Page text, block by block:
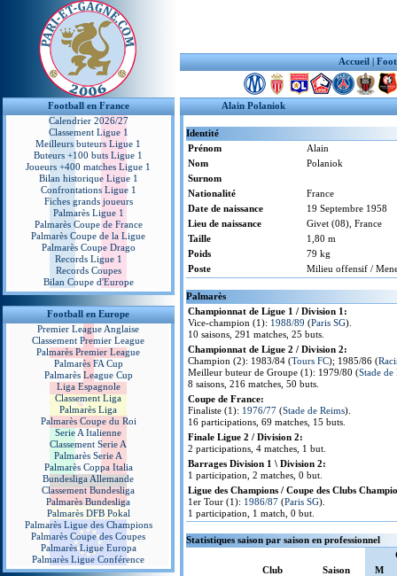
Accueil |
Football en France
Calendrier 2026/27
Classement Ligue 1
Meilleurs buteurs Ligue 1
Buteurs +100 buts Ligue 1
Joueurs +400 matches Ligue 1
Bilan historique Ligue 1
Confrontations Ligue 1
Fiches grands joueurs
Palmarès Ligue 1
Palmarès Coupe de France
Palmarès Coupe de la Ligue
Palmarès Coupe Drago
Records Ligue 1
Records Coupes
Bilan Coupe d'Europe
Football en Europe
Premier League Anglaise
Classement Premier League
Palmarès Premier League
Palmarès FA Cup
Palmarès League Cup
Liga Espagnole
Classement Liga
Palmarès Liga
Palmarès Coupe du Roi
Serie A Italienne
Classement Serie A
Palmarès Serie A
Palmarès Coppa Italia
Bundesliga Allemande
Classement Bundesliga
Palmarès Bundesliga
Palmarès DFB Pokal
Palmarès Ligue des Champions
Palmarès Coupe des Coupes
Palmarès Ligue Europa
Palmarès Ligue Conférence
Alain Polaniok
Identité
Prénom
Alain
Nom
Polaniok
Surnom
Nationalité
France
Date de naissance
19 Septembre 1958
Lieu de naissance
Givet (08), France
Taille
1,80 m
Poids
79 kg
Poste
Milieu offensif /
Palmarès
Championnat de Ligue 1 / Division 1:
Vice-champion (1): 1988/89 (Paris SG).
10 saisons, 291 matches, 25 buts.
Championnat de Ligue 2 / Division 2:
Champion (2): 1983/84 (Tours FC); 1985/86 (
Meilleur buteur de Groupe (1): 1979/80 (Stade de
8 saisons, 216 matches, 50 buts.
Coupe de France:
Finaliste (1): 1976/77 (Stade de Reims).
16 participations, 69 matches, 15 buts.
Finale Ligue 2 / Division 2:
2 participations, 4 matches, 1 but.
Barrages Division 1 \ Division 2:
1 participation, 2 matches, 0 but.
Ligue des Champions / Coupe des Clubs
1er Tour (1): 1986/87 (Paris SG).
1 participation, 1 match, 0 but.
Statistiques saison par saison en professionnel
Club
Saison
M